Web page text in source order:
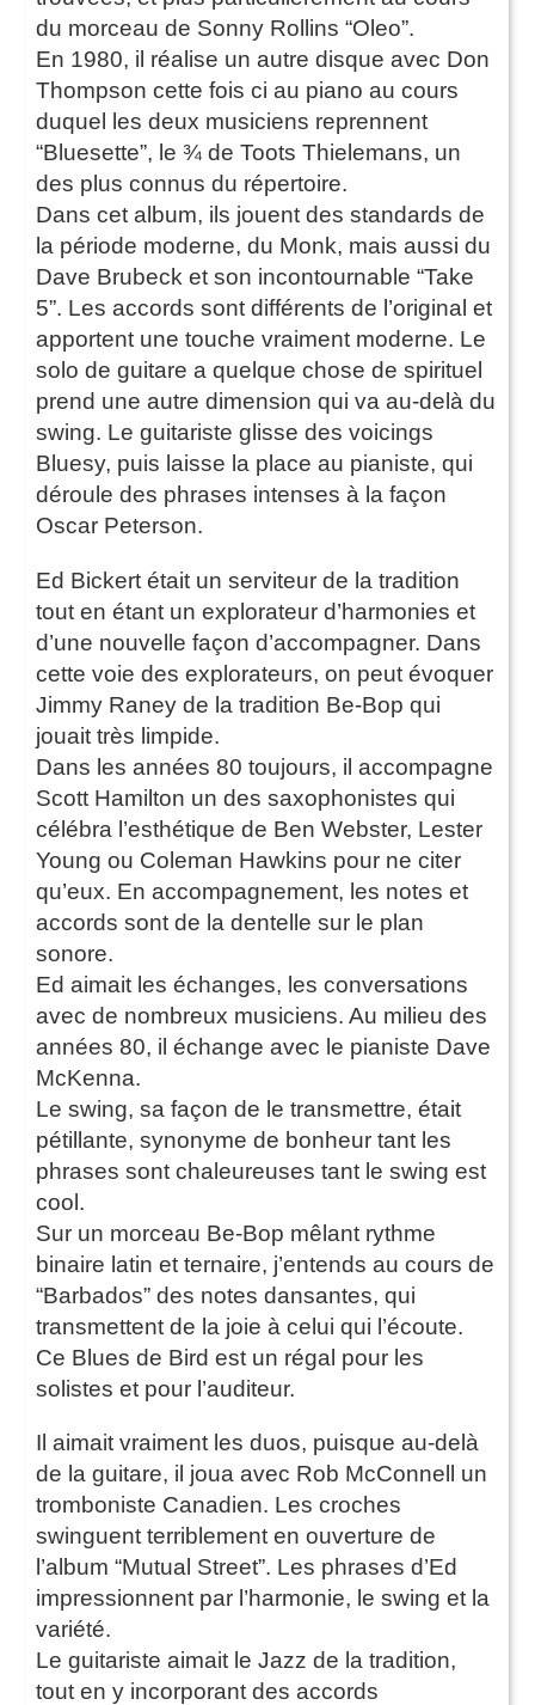
du morceau de Sonny Rollins “Oleo”.
En 1980, il réalise un autre disque avec Don
Thompson cette fois ci au piano au cours
duquel les deux musiciens reprennent
“Bluesette”, le ¾ de Toots Thielemans, un
des plus connus du répertoire.
Dans cet album, ils jouent des standards de
la période moderne, du Monk, mais aussi du
Dave Brubeck et son incontournable “Take
5”. Les accords sont différents de l’original et
apportent une touche vraiment moderne. Le
solo de guitare a quelque chose de spirituel
prend une autre dimension qui va au-delà du
swing. Le guitariste glisse des voicings
Bluesy, puis laisse la place au pianiste, qui
déroule des phrases intenses à la façon
Oscar Peterson.
Ed Bickert était un serviteur de la tradition
tout en étant un explorateur d’harmonies et
d’une nouvelle façon d’accompagner. Dans
cette voie des explorateurs, on peut évoquer
Jimmy Raney de la tradition Be-Bop qui
jouait très limpide.
Dans les années 80 toujours, il accompagne
Scott Hamilton un des saxophonistes qui
célébra l’esthétique de Ben Webster, Lester
Young ou Coleman Hawkins pour ne citer
qu’eux. En accompagnement, les notes et
accords sont de la dentelle sur le plan
sonore.
Ed aimait les échanges, les conversations
avec de nombreux musiciens. Au milieu des
années 80, il échange avec le pianiste Dave
McKenna.
Le swing, sa façon de le transmettre, était
pétillante, synonyme de bonheur tant les
phrases sont chaleureuses tant le swing est
cool.
Sur un morceau Be-Bop mêlant rythme
binaire latin et ternaire, j’entends au cours de
“Barbados” des notes dansantes, qui
transmettent de la joie à celui qui l’écoute.
Ce Blues de Bird est un régal pour les
solistes et pour l’auditeur.
Il aimait vraiment les duos, puisque au-delà
de la guitare, il joua avec Rob McConnell un
tromboniste Canadien. Les croches
swinguent terriblement en ouverture de
l’album “Mutual Street”. Les phrases d’Ed
impressionnent par l’harmonie, le swing et la
variété.
Le guitariste aimait le Jazz de la tradition,
tout en y incorporant des accords